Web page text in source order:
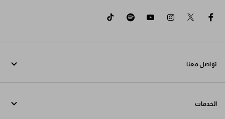
facebook
twitter
instagram
youtube
spotify
تواصل معنا
الخدمات